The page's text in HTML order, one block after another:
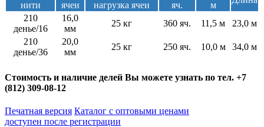
нити
ячеи
нагрузка ячеи
яч.
м
210
денье/16
16,0
мм
25 кг 360 яч. 11,5 м
23,0 м
210
денье/36
20,0
мм
25 кг 250 яч. 10,0 м 34,0 м
Стоимость и наличие делей Вы можете узнать по тел. +7
(812) 309-08-12
Печатная версия Каталог с оптовыми ценами
доступен после регистрации